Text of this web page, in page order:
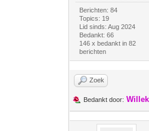
Berichten: 84
Topics: 19
Lid sinds: Aug 2024
Bedankt: 66
146 x bedankt in 82
berichten
Zoek
Bedankt door: